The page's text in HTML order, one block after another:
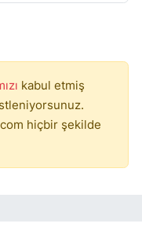
kabul etmiş
hiçbir şekilde